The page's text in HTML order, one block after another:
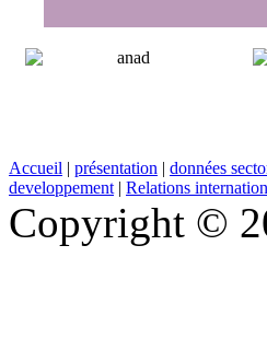
Accueil | présentation | données
developpement | Relations
Copyright ©